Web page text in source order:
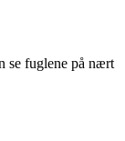
se fuglene på nært